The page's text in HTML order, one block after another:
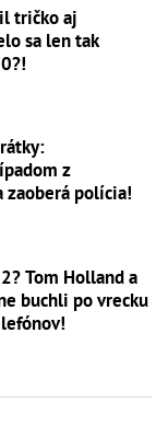
tričko aj
sa len tak
z
zaoberá polícia!
Tom Holland a
buchli po vrecku